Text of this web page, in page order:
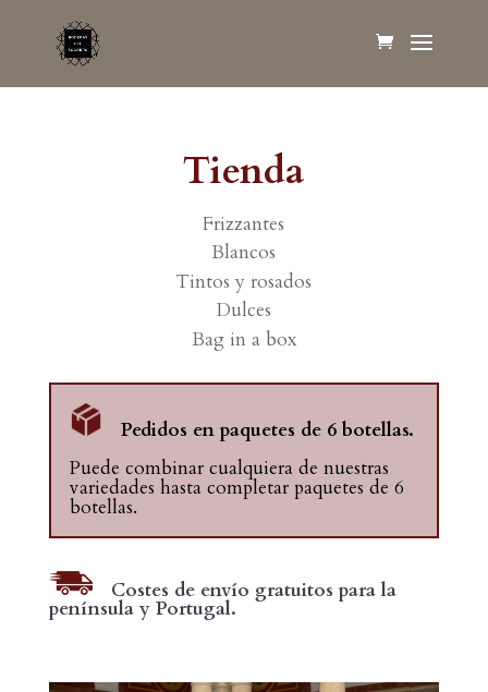
Tienda
Frizzantes
Blancos
Tintos y rosados
Dulces
Bag in a box
Pedidos en paquetes de 6 botellas.
Puede combinar cualquiera de nuestras
variedades hasta completar paquetes de 6
botellas.
Costes de envío gratuitos para la
península y Portugal.